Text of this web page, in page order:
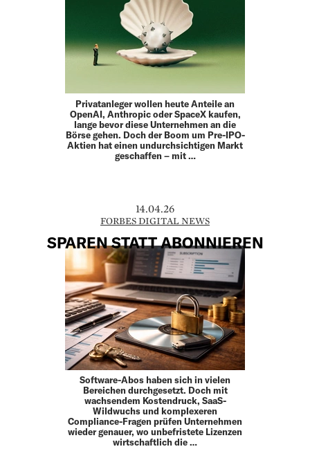
Privatanleger wollen heute Anteile an
OpenAI, Anthropic oder SpaceX kaufen,
lange bevor diese Unternehmen an die
Börse gehen. Doch der Boom um Pre-IPO-
Aktien hat einen undurchsichtigen Markt
geschaffen – mit …
14.04.26
FORBES DIGITAL NEWS
SPAREN STATT ABONNIEREN
Software-Abos haben sich in vielen
Bereichen durchgesetzt. Doch mit
wachsendem Kostendruck, SaaS-
Wildwuchs und komplexeren
Compliance-Fragen prüfen Unternehmen
wieder genauer, wo unbefristete Lizenzen
wirtschaftlich die …